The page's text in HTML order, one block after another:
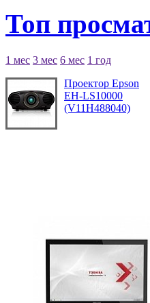
Топ
1 мес 3 мес 6 мес 1 год
Проектор Epson
EH-LS10000
(V11H488040)